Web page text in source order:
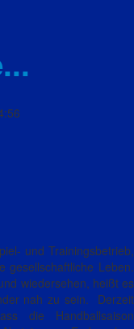
und Trainingsbetrieb,
gesellschaftliche Leben.
wiedersehen, heißt es
nah zu sein. Derzeit
die Handballsaison